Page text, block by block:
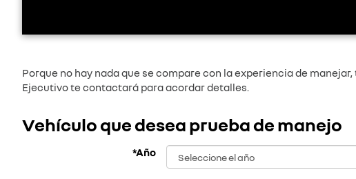
Porque no hay nada que se compare con la experiencia de
Ejecutivo te contactará para acordar detalles.
Vehículo que desea prueba de manejo
*Año